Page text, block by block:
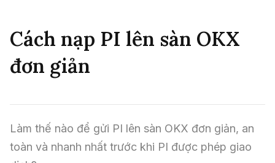
Tin Tức Bitcoin
Tin Tức Altcoin
Tin Tức Thị Trường
ATM Analytics
Phân Tích Bitcoin
Phân Tích Ethereum
Phân Tích Thị Trường
Kiến Thức
Thuật Ngữ Cơ Bản
Kiến Thức Tổng Hợp
Chỉ Báo Kỹ Thuật
Săn Gem
Cách nạp PI lên sàn OKX
đơn giản
Làm thế nào để gửi PI lên sàn OKX đơn giản, an
toàn và nhanh nhất trước khi PI được phép giao